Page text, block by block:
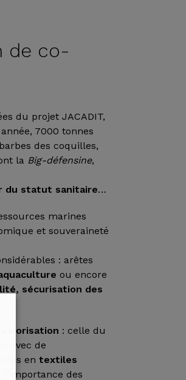
de co-
du projet JACADIT,
7000 tonnes
des coquilles,
la Big-défensine,
du statut sanitaire…
marines
et souveraineté
: arêtes
ou encore
sécurisation des
: celle du
avec de
entextiles
des